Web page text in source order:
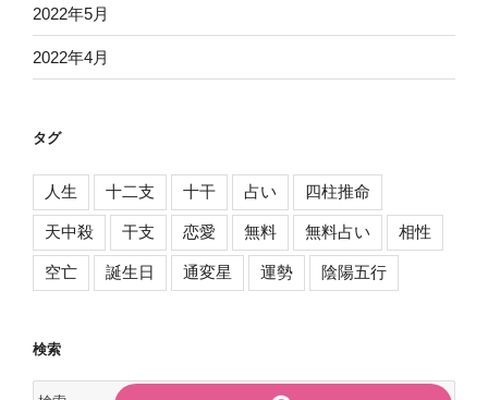
2022年5月
2022年4月
タグ
人生 十二支 十干 占い 四柱推命
天中殺 干支 恋愛 無料 無料占い 相性
空亡 誕生日 通変星 運勢 陰陽五行
検索
検